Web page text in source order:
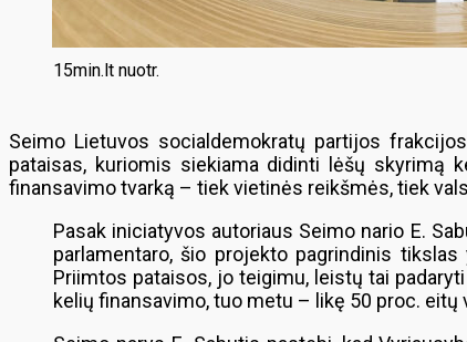
15min.lt nuotr.
Seimo Lietuvos socialdemokratų partijos
pataisas, kuriomis siekiama didinti lėšų skyrimą
finansavimo tvarką – tiek vietinės reikšmės, tiek
Pasak iniciatyvos autoriaus Seimo nario E.
parlamentaro, šio projekto pagrindinis
Priimtos pataisos, jo teigimu, leistų tai
kelių finansavimo, tuo metu – likę 50 proc.